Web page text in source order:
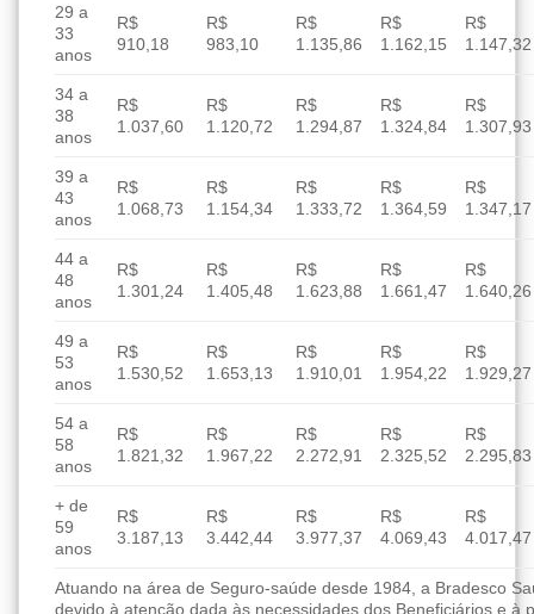
29 a
33
anos
R$
910,18
R$
983,10
R$
1.135,86
R$
1.162,15
R$
1.147,32
34 a
38
anos
R$
1.037,60
R$
1.120,72
R$
1.294,87
R$
1.324,84
R$
1.307,93
39 a
43
anos
R$
1.068,73
R$
1.154,34
R$
1.333,72
R$
1.364,59
R$
1.347,17
44 a
48
anos
R$
1.301,24
R$
1.405,48
R$
1.623,88
R$
1.661,47
R$
1.640,26
49 a
53
anos
R$
1.530,52
R$
1.653,13
R$
1.910,01
R$
1.954,22
R$
1.929,27
54 a
58
anos
R$
1.821,32
R$
1.967,22
R$
2.272,91
R$
2.325,52
R$
2.295,83
+ de
59
anos
R$
3.187,13
R$
3.442,44
R$
3.977,37
R$
4.069,43
R$
4.017,47
Atuando na área de Seguro-saúde desde 1984, a Bradesco
devido à atenção dada às necessidades dos Beneficiários e